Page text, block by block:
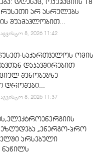
არ ასრულებს
შუამავლობით...
აგვისტო 8, 2026 11:42
საქართველოს ომის
დაკავშირებით
შენობებზე
დროშები...
აგვისტო 8, 2026 11:37
„ენერგო-პრო
არსებული
ნაწილს